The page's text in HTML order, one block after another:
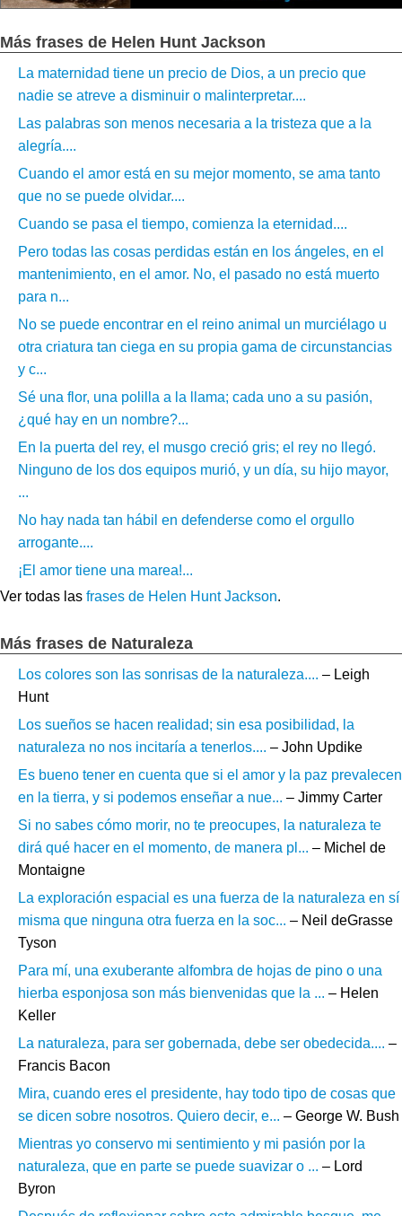
Más frases de Helen Hunt Jackson
La maternidad tiene un precio de Dios, a un precio que
nadie se atreve a disminuir o malinterpretar....
Las palabras son menos necesaria a la tristeza que a la
alegría....
Cuando el amor está en su mejor momento, se ama tanto
que no se puede olvidar....
Cuando se pasa el tiempo, comienza la eternidad....
Pero todas las cosas perdidas están en los ángeles, en el
mantenimiento, en el amor. No, el pasado no está muerto
para n...
No se puede encontrar en el reino animal un murciélago u
otra criatura tan ciega en su propia gama de circunstancias
y c...
Sé una flor, una polilla a la llama; cada uno a su pasión,
¿qué hay en un nombre?...
En la puerta del rey, el musgo creció gris; el rey no llegó.
Ninguno de los dos equipos murió, y un día, su hijo mayor,
...
No hay nada tan hábil en defenderse como el orgullo
arrogante....
¡El amor tiene una marea!...
Ver todas las frases de Helen Hunt Jackson.
Más frases de Naturaleza
Los colores son las sonrisas de la naturaleza.... – Leigh
Hunt
Los sueños se hacen realidad; sin esa posibilidad, la
naturaleza no nos incitaría a tenerlos.... – John Updike
Es bueno tener en cuenta que si el amor y la paz prevalecen
en la tierra, y si podemos enseñar a nue... – Jimmy Carter
Si no sabes cómo morir, no te preocupes, la naturaleza te
dirá qué hacer en el momento, de manera pl... – Michel de
Montaigne
La exploración espacial es una fuerza de la naturaleza en sí
misma que ninguna otra fuerza en la soc... – Neil deGrasse
Tyson
Para mí, una exuberante alfombra de hojas de pino o una
hierba esponjosa son más bienvenidas que la ... – Helen
Keller
La naturaleza, para ser gobernada, debe ser obedecida.... –
Francis Bacon
Mira, cuando eres el presidente, hay todo tipo de cosas que
se dicen sobre nosotros. Quiero decir, e... – George W. Bush
Mientras yo conservo mi sentimiento y mi pasión por la
naturaleza, que en parte se puede suavizar o ... – Lord
Byron